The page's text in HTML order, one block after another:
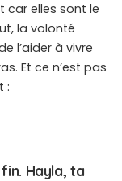
car elles sont le
la volonté
l’aider à vivre
Et ce n’est pas
:
Hayla, ta